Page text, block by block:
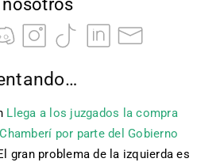
Llega a los juzgados la compra
por parte del Gobierno
gran problema de la izquierda es